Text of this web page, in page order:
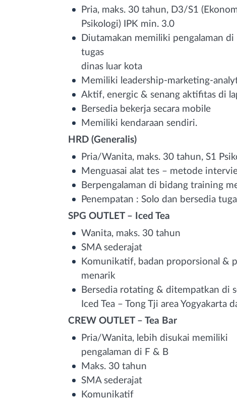
Pria, maks. 30 tahun, D3/S1
Psikologi) IPK min. 3.0
Diutamakan memiliki pengalaman
tugas
dinas luar kota
Memiliki leadership-marketing-
Aktif, energic & senang aktifitas di
Bersedia bekerja secara mobile
Memiliki kendaraan sendiri.
HRD (Generalis)
Pria/Wanita, maks. 30 tahun, S1
Menguasai alat tes – metode
Berpengalaman di bidang training
Penempatan : Solo dan bersedia
SPG OUTLET – Iced Tea
Wanita, maks. 30 tahun
SMA sederajat
Komunikatif, badan proporsional &
menarik
Bersedia rotating & ditempatkan di
Iced Tea – Tong Tji area Yogyakarta
CREW OUTLET – Tea Bar
Pria/Wanita, lebih disukai memiliki
pengalaman di F & B
Maks. 30 tahun
SMA sederajat
Komunikatif